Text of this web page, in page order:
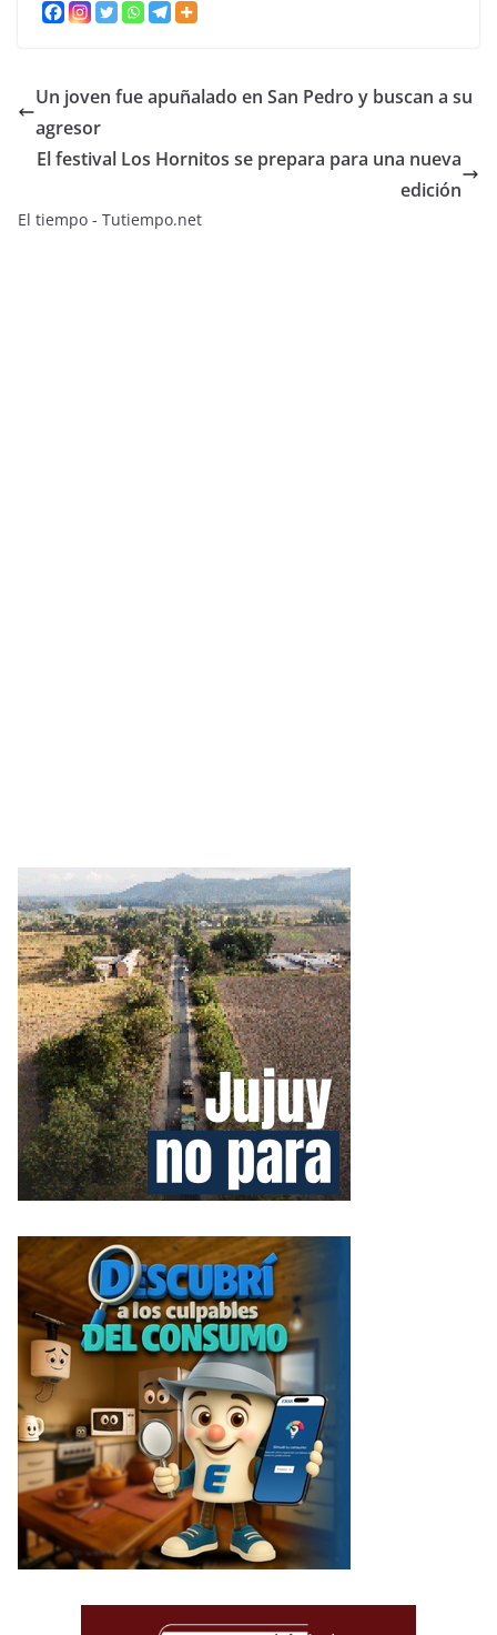
Un joven fue apuñalado en San Pedro y buscan a su
agresor
El festival Los Hornitos se prepara para una nueva
edición
El tiempo - Tutiempo.net